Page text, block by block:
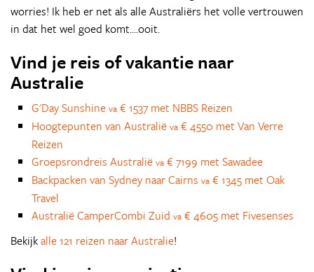
worries! Ik heb er net als alle Australiërs het volle vertrouwen
in dat het wel goed komt....ooit.
Vind je reis of vakantie naar
Australie
G'Day Sunshine va € 1537 met NBBS Reizen
Hoogtepunten van Australië va € 4550 met Van Verre
Reizen
Groepsrondreis Australië va € 7199 met Sawadee
Backpacken van Sydney naar Cairns va € 1345 met Oak
Travel
Australië CamperCombi Zuid va € 4605 met Fivesenses
Bekijkalle 121 reizen naar Australie!